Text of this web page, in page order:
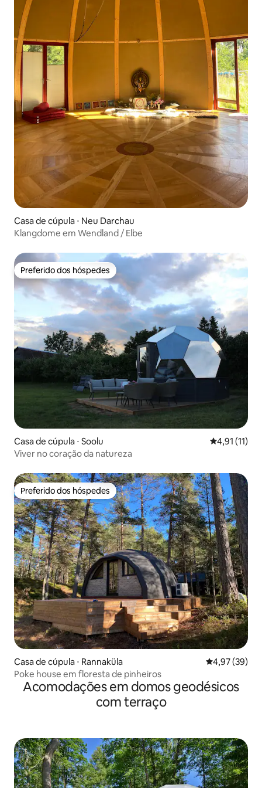
Casa de cúpula ⋅ Neu Darchau
Klangdome em Wendland / Elbe
Preferido dos hóspedes
Preferido dos hóspedes
Casa de cúpula ⋅ Soolu 4,91 de uma
4,91 (11)
Viver no coração da natureza
Preferido dos hóspedes
Preferido dos hóspedes
Casa de cúpula ⋅ Rannaküla 4,97 de uma
4,97 (39)
Poke house em floresta de pinheiros
Acomodações em domos geodésicos
com terraço